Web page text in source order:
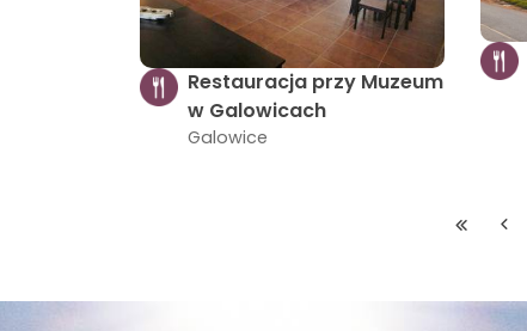
Restauracja przy Muzeum
w Galowicach
Galowice